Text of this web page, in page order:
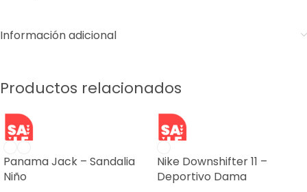
Información adicional
Productos relacionados
SALE
Panama Jack – Sandalia
Niño
SALE
Nike Downshifter 11 –
Deportivo Dama